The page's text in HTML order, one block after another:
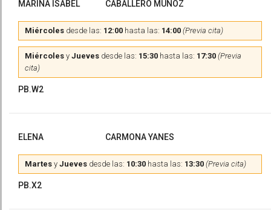
MARINA ISABEL CABALLERO MUÑOZ
Miércoles desde las: 12:00 hasta las: 14:00 (Previa cita)
Miércoles y Jueves desde las: 15:30 hasta las: 17:30 (Previa
cita)
PB.W2
ELENA CARMONA YANES
Martes y Jueves desde las: 10:30 hasta las: 13:30 (Previa cita)
PB.X2